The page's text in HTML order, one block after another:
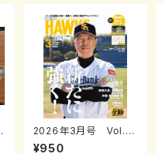
2026年3月号 Vol.3
05
¥950